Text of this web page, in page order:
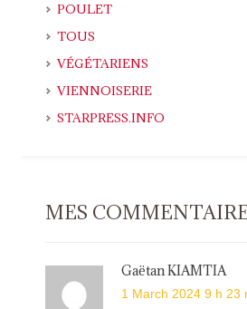
POULET
TOUS
VÉGÉTARIENS
VIENNOISERIE
STARPRESS.INFO
MES
Gaëtan KIAMTIA
1 March 2024 9 h 23